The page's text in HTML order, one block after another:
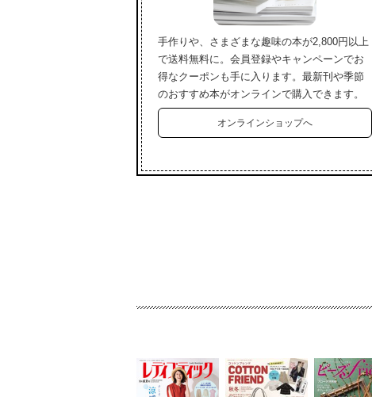
手作りや、さまざまな趣味の本が2,800円以上
で送料無料に。会員登録やキャンペーンでお
得なクーポンも手に入ります。最新刊や季節
のおすすめ本がオンラインで購入できます。
オンラインショップへ